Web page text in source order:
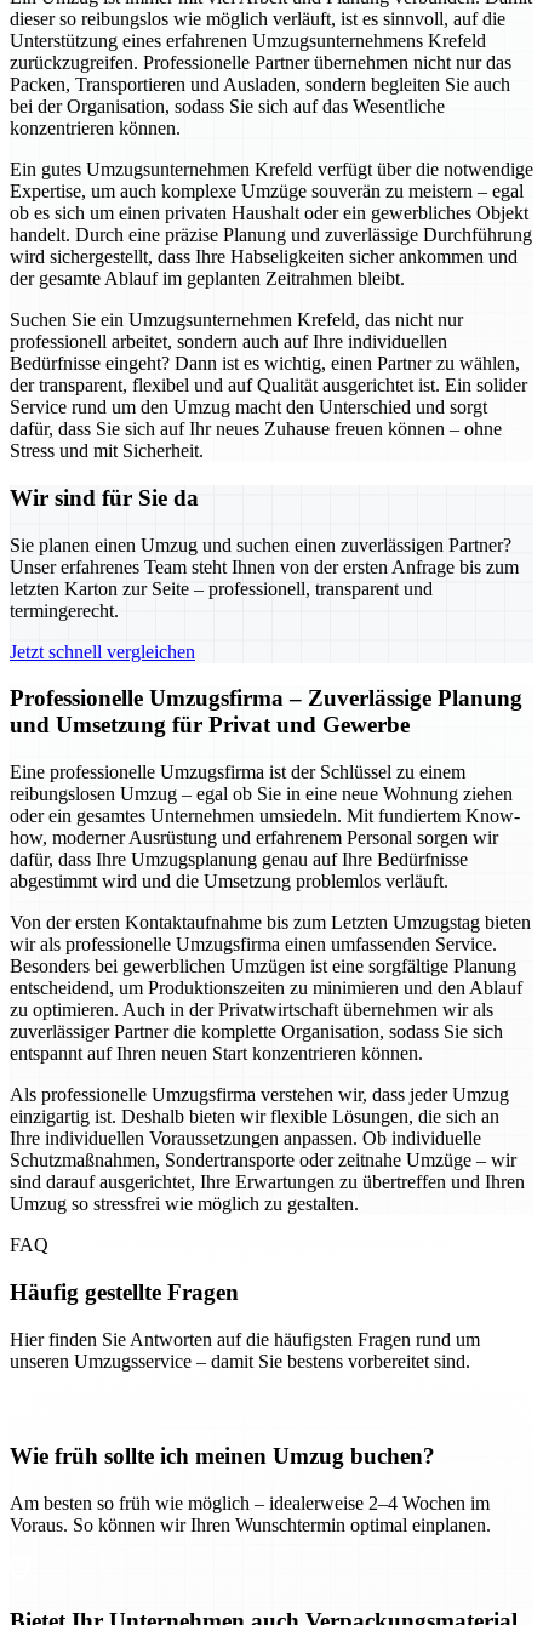
dieser so reibungslos wie möglich verläuft, ist es sinnvoll, auf die
Unterstützung eines erfahrenen Umzugsunternehmens Krefeld
zurückzugreifen. Professionelle Partner übernehmen nicht nur das
Packen, Transportieren und Ausladen, sondern begleiten Sie auch
bei der Organisation, sodass Sie sich auf das Wesentliche
konzentrieren können.
Ein gutes Umzugsunternehmen Krefeld verfügt über die notwendige
Expertise, um auch komplexe Umzüge souverän zu meistern – egal
ob es sich um einen privaten Haushalt oder ein gewerbliches Objekt
handelt. Durch eine präzise Planung und zuverlässige Durchführung
wird sichergestellt, dass Ihre Habseligkeiten sicher ankommen und
der gesamte Ablauf im geplanten Zeitrahmen bleibt.
Suchen Sie ein Umzugsunternehmen Krefeld, das nicht nur
professionell arbeitet, sondern auch auf Ihre individuellen
Bedürfnisse eingeht? Dann ist es wichtig, einen Partner zu wählen,
der transparent, flexibel und auf Qualität ausgerichtet ist. Ein solider
Service rund um den Umzug macht den Unterschied und sorgt
dafür, dass Sie sich auf Ihr neues Zuhause freuen können – ohne
Stress und mit Sicherheit.
Wir sind für Sie da
Sie planen einen Umzug und suchen einen zuverlässigen Partner?
Unser erfahrenes Team steht Ihnen von der ersten Anfrage bis zum
letzten Karton zur Seite – professionell, transparent und
termingerecht.
Jetzt schnell vergleichen
Professionelle Umzugsfirma – Zuverlässige Planung
und Umsetzung für Privat und Gewerbe
Eine professionelle Umzugsfirma ist der Schlüssel zu einem
reibungslosen Umzug – egal ob Sie in eine neue Wohnung ziehen
oder ein gesamtes Unternehmen umsiedeln. Mit fundiertem Know-
how, moderner Ausrüstung und erfahrenem Personal sorgen wir
dafür, dass Ihre Umzugsplanung genau auf Ihre Bedürfnisse
abgestimmt wird und die Umsetzung problemlos verläuft.
Von der ersten Kontaktaufnahme bis zum Letzten Umzugstag bieten
wir als professionelle Umzugsfirma einen umfassenden Service.
Besonders bei gewerblichen Umzügen ist eine sorgfältige Planung
entscheidend, um Produktionszeiten zu minimieren und den Ablauf
zu optimieren. Auch in der Privatwirtschaft übernehmen wir als
zuverlässiger Partner die komplette Organisation, sodass Sie sich
entspannt auf Ihren neuen Start konzentrieren können.
Als professionelle Umzugsfirma verstehen wir, dass jeder Umzug
einzigartig ist. Deshalb bieten wir flexible Lösungen, die sich an
Ihre individuellen Voraussetzungen anpassen. Ob individuelle
Schutzmaßnahmen, Sondertransporte oder zeitnahe Umzüge – wir
sind darauf ausgerichtet, Ihre Erwartungen zu übertreffen und Ihren
Umzug so stressfrei wie möglich zu gestalten.
FAQ
Häufig gestellte Fragen
Hier finden Sie Antworten auf die häufigsten Fragen rund um
unseren Umzugsservice – damit Sie bestens vorbereitet sind.
Wie früh sollte ich meinen Umzug buchen?
Am besten so früh wie möglich – idealerweise 2–4 Wochen im
Voraus. So können wir Ihren Wunschtermin optimal einplanen.